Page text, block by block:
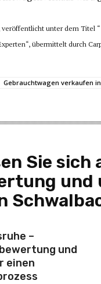
unter dem Titel
übermittelt durch
Gebrauchtwagen verkaufen
Sie sich
–
und
einen